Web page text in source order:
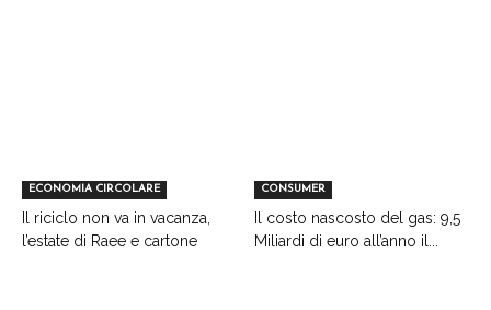
ECONOMIA CIRCOLARE
Il riciclo non va in vacanza,
l’estate di Raee e cartone
CONSUMER
Il costo nascosto del gas: 9,5
Miliardi di euro all’anno il...